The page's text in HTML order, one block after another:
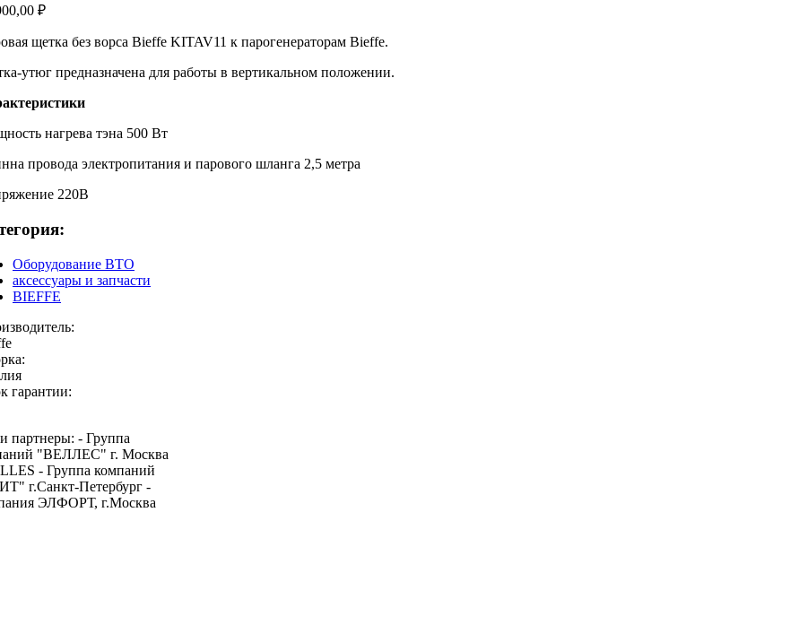
₽
щетка без ворса Bieffe KITAV11 к парогенераторам Bieffe.
утюг предназначена для работы в вертикальном положении.
нагрева тэна 500 Вт
провода электропитания и парового шланга 2,5 метра
220В
Оборудование ВТО
аксессуары и запчасти
BIEFFE
гарантии:
партнеры: - Группа
"ВЕЛЛЕС" г. Москва
- Группа компаний
г.Санкт-Петербург -
ЭЛФОРТ, г.Москва